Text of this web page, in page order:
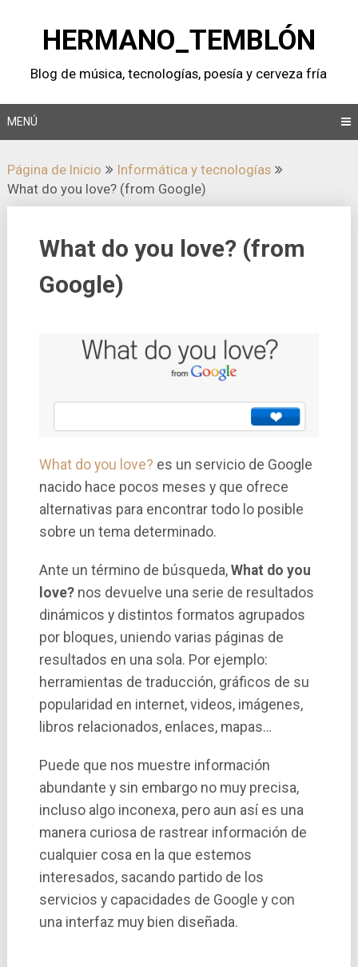
contenidoHERMANO_TEMBLÓN
Blog de música, tecnologí­as, poesí­a y cerveza frí­a
MENÚ
Página de Inicio
Informática y tecnologí­as
What do you love? (from Google)
What do you love? (from
Google)
What do you love? es un servicio de Google
nacido hace pocos meses y que ofrece
alternativas para encontrar todo lo posible
sobre un tema determinado.
Ante un término de búsqueda, What do you
love?nos devuelve una serie de resultados
dinámicos y distintos formatos agrupados
por bloques, uniendo varias páginas de
resultados en una sola. Por ejemplo:
herramientas de traducción, gráficos de su
popularidad en internet, videos, imágenes,
libros relacionados, enlaces, mapas…
Puede que nos muestre información
abundante y sin embargo no muy precisa,
incluso algo inconexa, pero aun así­ es una
manera curiosa de rastrear información de
cualquier cosa en la que estemos
interesados, sacando partido de los
servicios y capacidades de Google y con
una interfaz muy bien diseñada.